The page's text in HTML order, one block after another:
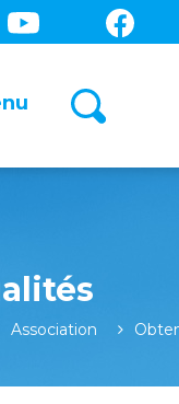
Association